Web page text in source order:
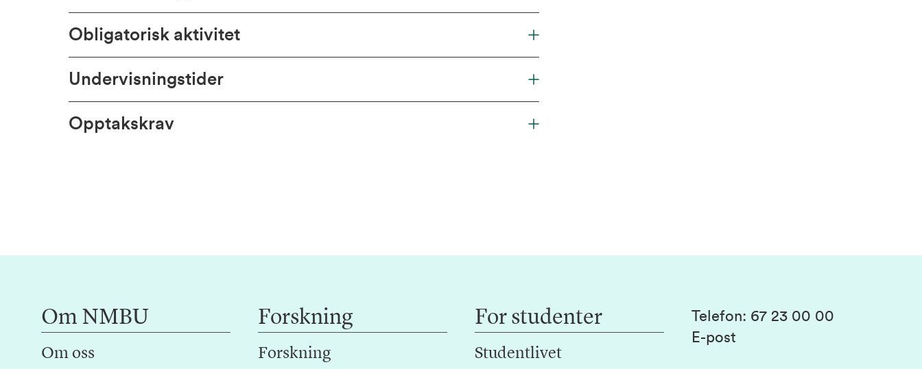
Obligatorisk aktivitet
Undervisningstider
Opptakskrav
Om NMBU
Om oss
Forskning
Forskning
For studenter
Studentlivet
Telefon: 67 23 00 00
E-post